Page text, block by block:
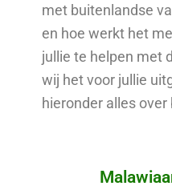
met buitenlandse
en hoe werkt het
jullie te helpen met
wij het voor jullie
hieronder alles